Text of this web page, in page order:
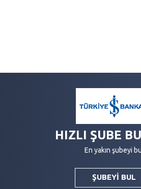
HIZLI ŞUBE
En yakın şubeyi
ŞUBEYİ BUL